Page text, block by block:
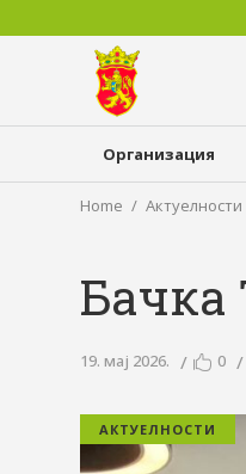
Организация
Home Актуелности
Бачка
19. мај 2026. 0
АКТУЕЛНОСТИ